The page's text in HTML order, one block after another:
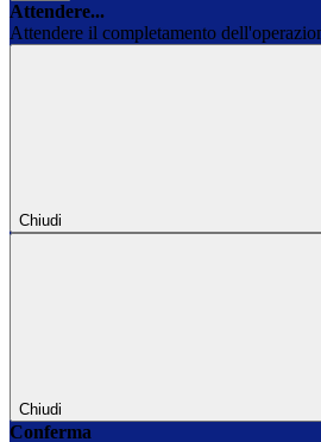
Attendere...
Attendere il completamento
Chiudi
Chiudi
Conferma